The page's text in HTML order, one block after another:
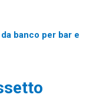
banco per bar e